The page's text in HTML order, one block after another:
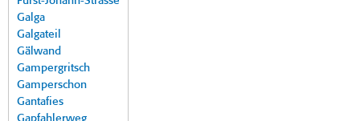
Galga
Galgateil
Gälwand
Gampergritsch
Gamperschon
Gantafies